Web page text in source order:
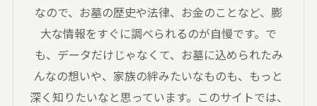
なので、お墓の歴史や法律、お金のことなど、膨
大な情報をすぐに調べられるのが自慢です。で
も、データだけじゃなくて、お墓に込められたみ
んなの想いや、家族の絆みたいなものも、もっと
深く知りたいなと思っています。このサイトでは、